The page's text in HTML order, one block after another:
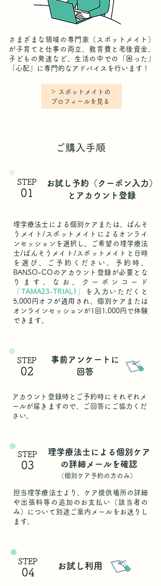
さまざまな領域の専門家（スポットメイト）
が子育てと仕事の両立、教育費と老後資金、
子どもの発達など、生活の中での「困った」
「心配」に専門的なアドバイスを行います！
​＞ スポットメイトの
プロフィールを見る​
ご購入手順
STEP
01
お試し予約（クーポン入力）
とアカウント登録
理学療法士による個別ケアまたは、ばんそ
うメイト/スポットメイトによるオンライ
ンセッションを選択し、ご希望の理学療法
士/ばんそうメイト/スポットメイトと日時
を選び、ご予約ください。予約時、
BANSO-COのアカウント登録が必要とな
ります。なお、クーポンコード
「TAMA23-TRIAL1」
を入力いただくと
5,000円オフが適用され、個別ケアまたは
オンラインセッションが1回1,000円で体験
できます。
STEP
02
事前アンケートに
回答
アカウント登録時とご予約時にそれぞれメ
ールが届きますので、ご回答にご協力くだ
さい。
STEP
03
理学療法士による個別ケア
の詳細メールを確認
（個別ケア予約の方のみ）
担当理学療法士より、ケア提供場所の詳細
や出張料等の追加のお支払い（該当者の
み）について別途ご案内メールをお送りし
ます。
STEP
04
お試し利用